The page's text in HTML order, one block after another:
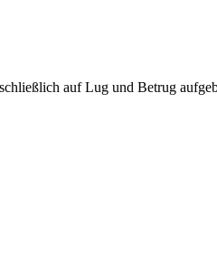
auf Lug und Betrug